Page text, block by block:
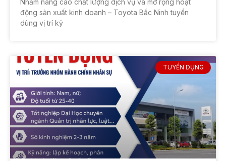
Tuyển Dụng Nhân Viên Nhân Sự Tại
Toyota Bắc Ninh – Cơ Hội Nghề
Nghiệp Hấp Dẫn Tháng 6/2025
Toyota Bắc Ninh hiện đang tuyển dụng Nhân viên Nhân